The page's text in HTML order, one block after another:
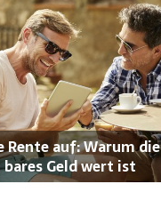
Rente auf: Warum die
Geld wert ist